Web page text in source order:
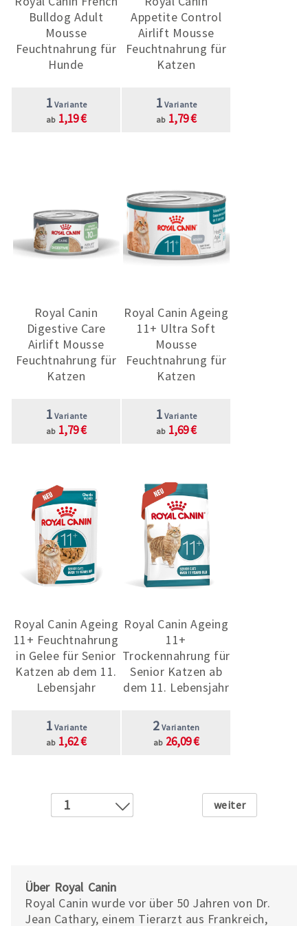
Bulldog Adult
Mousse
Feuchtnahrung für
Hunde
1 Variante
ab 1,19 €
Appetite Control
Airlift Mousse
Feuchtnahrung für
Katzen
1 Variante
ab 1,79 €
Royal Canin
Digestive Care
Airlift Mousse
Feuchtnahrung für
Katzen
1 Variante
ab 1,79 €
Royal Canin Ageing
11+ Ultra Soft
Mousse
Feuchtnahrung für
Katzen
1 Variante
ab 1,69 €
Royal Canin Ageing
11+ Feuchtnahrung
in Gelee für Senior
Katzen ab dem 11.
Lebensjahr
1 Variante
ab 1,62 €
Royal Canin Ageing
11+
Trockennahrung für
Senior Katzen ab
dem 11. Lebensjahr
2 Varianten
ab 26,09 €
1
5
6
7
Weiter
Über Royal Canin
Royal Canin wurde vor über 50 Jahren von Dr.
Jean Cathary, einem Tierarzt aus Frankreich,